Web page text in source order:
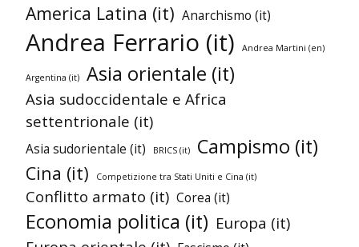
America Latina (it) Anarchismo (it)
Andrea Ferrario (it) Andrea Martini (en)
Argentina (it) Asia orientale (it)
Asia sudoccidentale e Africa
settentrionale (it)
Asia sudorientale (it) BRICS (it) Campismo (it)
Cina (it) Competizione tra Stati Uniti e Cina (it)
Conflitto armato (it) Corea (it)
Economia politica (it) Europa (it)